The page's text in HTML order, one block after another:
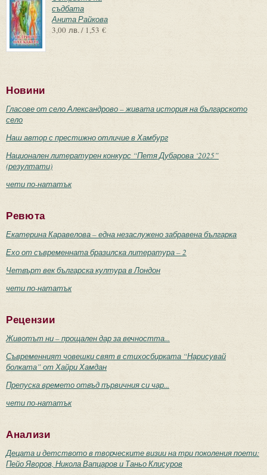
съдбата
Анита Райкова
3,00 лв. / 1,53 €
Новини
Гласове от село Александрово – живата история на българското
село
Наш автор с престижно отличие в Хамбург
Национален литературен конкурс “Петя Дубарова ‘2025”
(резултати)
чети по-нататък
Ревюта
Екатерина Каравелова – една незаслужено забравена българка
Ехо от съвременната бразилска литература – 2
Четвърт век българска култура в Лондон
чети по-нататък
Рецензии
Животът ни – прощален дар за вечността...
Съвременният човешки свят в стихосбирката “Нарисувай
болката” от Хайри Хамдан
Препуска времето отвъд първичния си чар...
чети по-нататък
Анализи
Децата и детството в творческите визии на три поколения поети:
Пейо Яворов, Никола Вапцаров и Таньо Клисуров